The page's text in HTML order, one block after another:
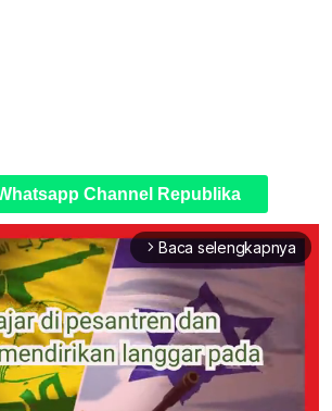
Channel Republika
arrow_forward_ios Baca selengkapnya